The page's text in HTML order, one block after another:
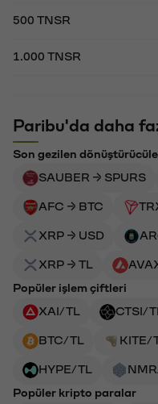
500 TNSR
1.000 TNSR
Paribu'da daha
Son gezilen
SAUBER → SPURS
AFC → BTC
XRP → USD
XRP → TL
Popüler işlem çiftleri
XAI/TL
CTSI/TL
BTC/TL KITE/
HYPE/TL
Popüler kripto paralar